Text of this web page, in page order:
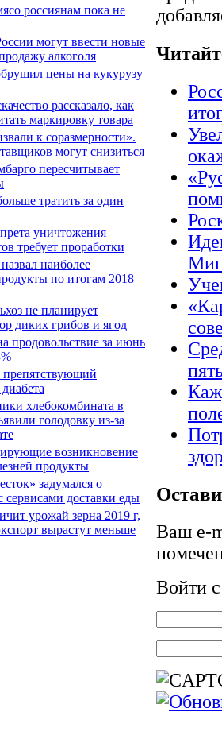
россиянам пока не
могут ввести новые
алкоголя
цены на кукурузу
рассказало, как
маркировку товара
к соразмерности».
могут снизиться
пересчитывает
тратить за один
уничтожения
требует проработки
наиболее
по итогам 2018
не планирует
диких грибов и ягод
продовольствие за июнь
препятствующий
хлебокомбината в
голодовку из-за
возникновение
продукты
задумался о
сервисами доставки еды
урожай зерна 2019 г,
вырастут меньше
Ваш e-
Войти